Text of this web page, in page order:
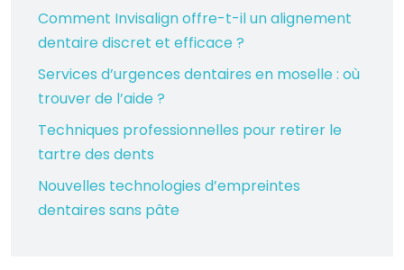
Comment Invisalign offre-t-il un alignement
dentaire discret et efficace ?
Services d’urgences dentaires en moselle : où
trouver de l’aide ?
Techniques professionnelles pour retirer le
tartre des dents
Nouvelles technologies d’empreintes
dentaires sans pâte